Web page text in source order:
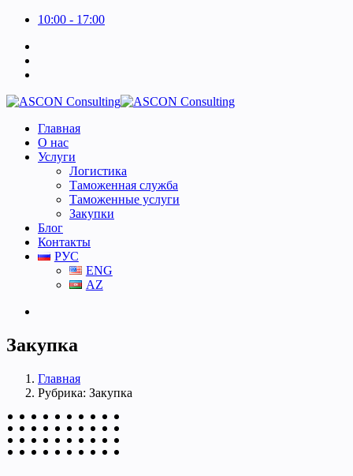
10:00 - 17:00
Главная
О нас
Услуги
Логистика
Таможенная служба
Таможенные услуги
Закупки
Блог
Контакты
РУС
ENG
AZ
Закупка
Главная
Рубрика: Закупка